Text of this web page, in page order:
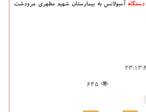
دستگاه آمبولانس به بیمارستان شهید مطهری مرودشت
645